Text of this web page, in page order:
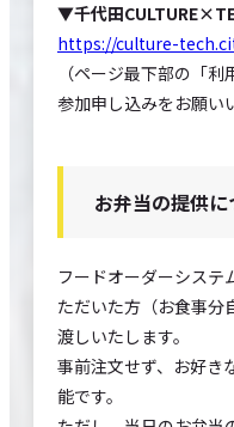
▼千代田
https://culture-
（ページ最下部の「
参加申し込みをお願い
お弁当の提供に
フードオーダーシス
ただいた方（お食事分
渡しいたします。
事前注文せず、お好き
能です。